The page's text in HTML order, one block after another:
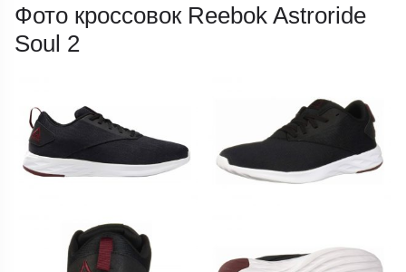
Фото кроссовок Reebok Astroride
Soul 2